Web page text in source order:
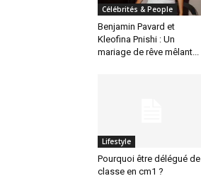
Célébrités & People
Benjamin Pavard et
Kleofina Pnishi : Un
mariage de rêve mêlant...
Lifestyle
Pourquoi être délégué de
classe en cm1 ?